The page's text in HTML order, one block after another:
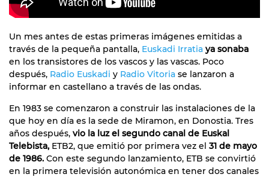
Un mes antes de estas primeras imágenes emitidas a
través de la pequeña pantalla, Euskadi Irratia ya sonaba
en los transistores de los vascos y las vascas. Poco
después, Radio Euskadi y Radio Vitoria se lanzaron a
informar en castellano a través de las ondas.
En 1983 se comenzaron a construir las instalaciones de la
que hoy en día es la sede de Miramon, en Donostia. Tres
años después, vio la luz el segundo canal de Euskal
Telebista, ETB2, que emitió por primera vez el 31 de mayo
de 1986. Con este segundo lanzamiento, ETB se convirtió
en la primera televisión autonómica en tener dos canales